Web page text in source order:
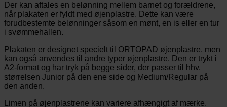
Der kan aftales en belønning mellem barnet og forældrene,
når plakaten er fyldt med øjenplastre. Dette kan være
forudbestemte belønninger såsom en mønt, en is eller en tur
i svømmehallen.
Plakaten er designet specielt til ORTOPAD øjenplastre, men
kan også anvendes til andre typer øjenplastre. Den er trykt i
A2-format og har tryk på begge sider, der passer til hhv.
størrelsen Junior på den ene side og Medium/Regular på
den anden.
Limen på øjenplastrene kan variere afhængigt af mærke.